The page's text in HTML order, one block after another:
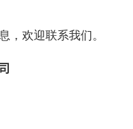
，欢迎联系我们。